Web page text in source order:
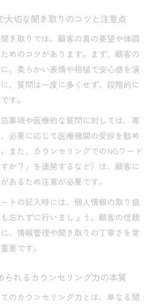
ーション施術に不可欠なカウンセ
カウンセリング術で満足度アップ
リングシート活用で信頼関係を築
グを通じた満足度向上の秘訣
ーション現場におけるカウンセリ
大切な聞き取りのコツと注意点
き取りでは、顧客の真の要望や体調
めのコツがあります。まず、顧客の
、柔らかい表情や相槌で安心感を演
、質問は一度に多くせず、段階的に
す。
事項や医療的な質問に対しては、専
必要に応じて医療機関の受診を勧め
また、カウンセリングでのNGワード
すか？」を連発するなど）は、顧客に
あるため注意が必要です。
トの記入時には、個人情報の取り扱
忘れずに行いましょう。顧客の信頼
、情報管理や聞き取りの丁寧さを常
要です。
られるカウンセリング力の本質
のカウンセリング力とは、単なる聞